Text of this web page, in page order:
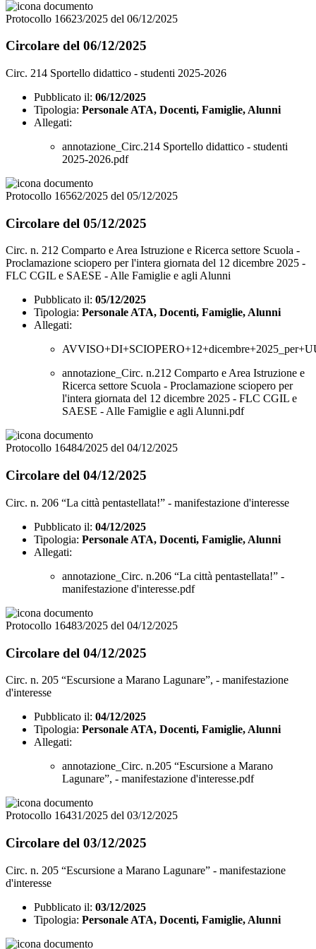
Protocollo 16623/2025 del 06/12/2025
Circolare del 06/12/2025
Circ. 214 Sportello didattico - studenti 2025-2026
Pubblicato il: 06/12/2025
Tipologia: Personale ATA, Docenti, Famiglie, Alunni
Allegati:
annotazione_Circ.214 Sportello didattico - studenti
2025-2026.pdf
Protocollo 16562/2025 del 05/12/2025
Circolare del 05/12/2025
Circ. n. 212 Comparto e Area Istruzione e Ricerca settore Scuola -
Proclamazione sciopero per l'intera giornata del 12 dicembre 2025 -
FLC CGIL e SAESE - Alle Famiglie e agli Alunni
Pubblicato il: 05/12/2025
Tipologia: Personale ATA, Docenti, Famiglie, Alunni
Allegati:
annotazione_Circ. n.212 Comparto e Area Istruzione e
Ricerca settore Scuola - Proclamazione sciopero per
l'intera giornata del 12 dicembre 2025 - FLC CGIL e
SAESE - Alle Famiglie e agli Alunni.pdf
Protocollo 16484/2025 del 04/12/2025
Circolare del 04/12/2025
Circ. n. 206 “La città pentastellata!” - manifestazione d'interesse
Pubblicato il: 04/12/2025
Tipologia: Personale ATA, Docenti, Famiglie, Alunni
Allegati:
annotazione_Circ. n.206 “La città pentastellata!” -
manifestazione d'interesse.pdf
Protocollo 16483/2025 del 04/12/2025
Circolare del 04/12/2025
Circ. n. 205 “Escursione a Marano Lagunare”, - manifestazione
d'interesse
Pubblicato il: 04/12/2025
Tipologia: Personale ATA, Docenti, Famiglie, Alunni
Allegati:
annotazione_Circ. n.205 “Escursione a Marano
Lagunare”, - manifestazione d'interesse.pdf
Protocollo 16431/2025 del 03/12/2025
Circolare del 03/12/2025
Circ. n. 205 “Escursione a Marano Lagunare” - manifestazione
d'interesse
Pubblicato il: 03/12/2025
Tipologia: Personale ATA, Docenti, Famiglie, Alunni